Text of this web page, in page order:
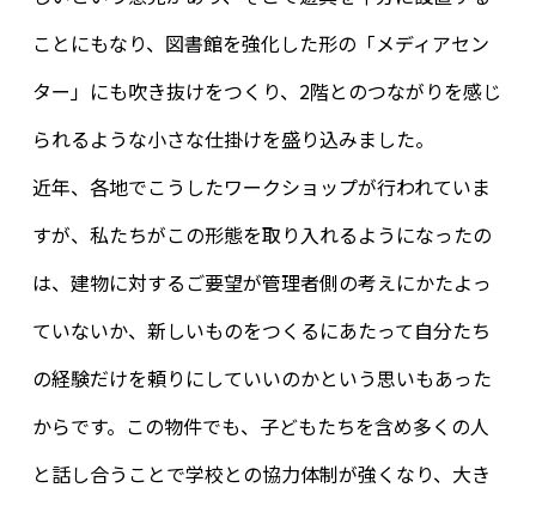
ことにもなり、図書館を強化した形の「メディアセン
ター」にも吹き抜けをつくり、2階とのつながりを感じ
られるような小さな仕掛けを盛り込みました。
近年、各地でこうしたワークショップが行われていま
すが、私たちがこの形態を取り入れるようになったの
は、建物に対するご要望が管理者側の考えにかたよっ
ていないか、新しいものをつくるにあたって自分たち
の経験だけを頼りにしていいのかという思いもあった
からです。この物件でも、子どもたちを含め多くの人
と話し合うことで学校との協力体制が強くなり、大き